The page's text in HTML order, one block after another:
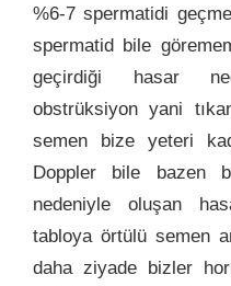
%6-7 spermatidi
spermatid bile
geçirdiği hasar
obstrüksiyon yani
semen bize yeteri
Doppler bile bazen
nedeniyle oluşan
tabloya örtülü semen
daha ziyade bizler